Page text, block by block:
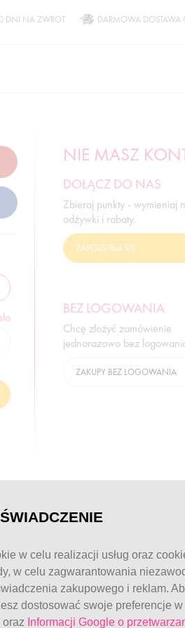
DNI NA ZWROT DARMOWA DOSTAWA
NIE MASZ
DOŁĄCZ DO NAS
Zbieraj punkty - wymieniaj
odżywki i rabaty.
ZAREJESTRUJ SIĘ
BEZ LOGOWANIA
Chcę złożyć zamówienie
jednorazowo bez
ZAKUPY BEZ LOGOWANIA
© FitWomen 2026
w celu realizacji usług oraz
w celu zagwarantowania
zakupowego i reklam.
dostosować swoje preferencje
Informacji Google o